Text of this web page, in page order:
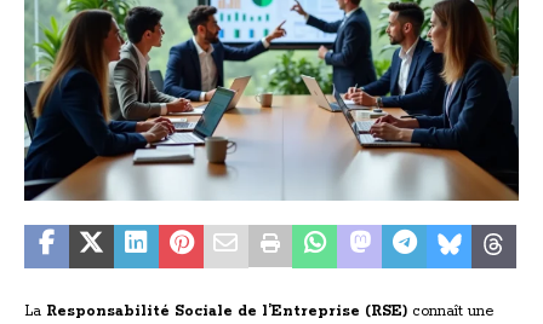
La Responsabilité Sociale de l’Entreprise (RSE) connaît une